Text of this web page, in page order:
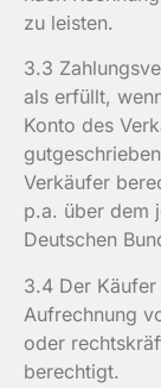
zu leisten.
3.3
als erfüllt,
Konto des
Verkäufer
p.a. über dem
Deutschen
3.4 Der
Aufrechnung
oder
berechtigt.